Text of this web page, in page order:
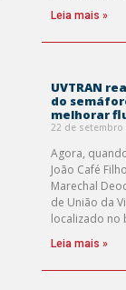
Leia mais »
UVTRAN
do
melhorar
22 de setembro
Agora,
João Café
Marechal
de União da
localizado no
Leia mais »